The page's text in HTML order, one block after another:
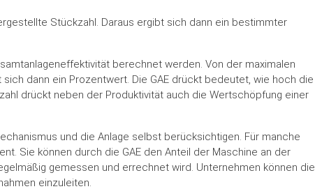
Stückzahl. Daraus ergibt sich dann ein bestimmter
berechnet werden. Von der maximalen
dann ein Prozentwert. Die GAE drückt bedeutet, wie hoch die
drückt neben der Produktivität auch die Wertschöpfung einer
und die Anlage selbst berücksichtigen. Für manche
Sie können durch die GAE den Anteil der Maschine an der
gemessen und errechnet wird. Unternehmen können die
einzuleiten.